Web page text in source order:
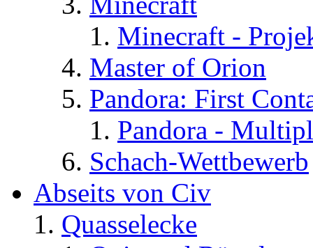
Minecraft -
Master of Orion
Pandora: First
Pandora -
Schach-Wettbewerb
Abseits von Civ
Quasselecke